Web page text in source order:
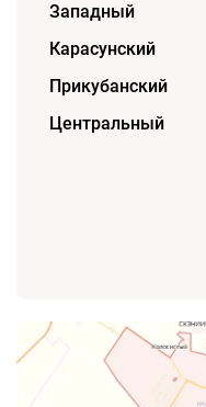
Западный
Карасунский
Прикубанский
Центральный